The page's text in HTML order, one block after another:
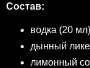
Состав:
водка (20 мл)
дынный
лимонный